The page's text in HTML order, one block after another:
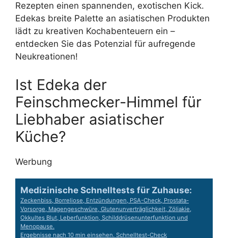
Rezepten einen spannenden, exotischen Kick.
Edekas breite Palette an asiatischen Produkten
lädt zu kreativen Kochabenteuern ein –
entdecken Sie das Potenzial für aufregende
Neukreationen!
Ist Edeka der
Feinschmecker-Himmel für
Liebhaber asiatischer
Küche?
Werbung
Medizinische Schnelltests für Zuhause:
Zeckenbiss, Borreliose, Entzündungen, PSA-Check, Prostata-
Vorsorge, Magengeschwüre, Glutenunverträglichkeit, Zöliakie,
Okkultes Blut, Leberfunktion, Schilddrüsenunterfunktion und
Menopause.
Ergebnisse nach 10 min einsehen. Schnelltest-Check